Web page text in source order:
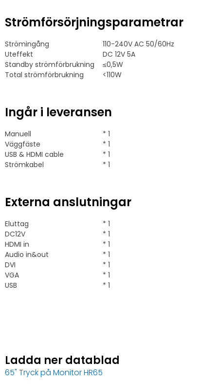
Strömförsörjningsparametrar
Strömingång
110-240V AC 50/60Hz
Uteffekt
DC 12V 5A
Standby strömförbrukning
≤0,5W
Total strömförbrukning
<110W
Ingår i leveransen
Manuell
* 1
Väggfäste
* 1
USB & HDMI cable
* 1
Strömkabel
* 1
Externa anslutningar
Eluttag
* 1
DC12V
* 1
HDMI in
* 1
Audio in&out
* 1
DVI
* 1
VGA
* 1
USB
* 1
Ladda ner datablad
65" Tryck på Monitor HR65